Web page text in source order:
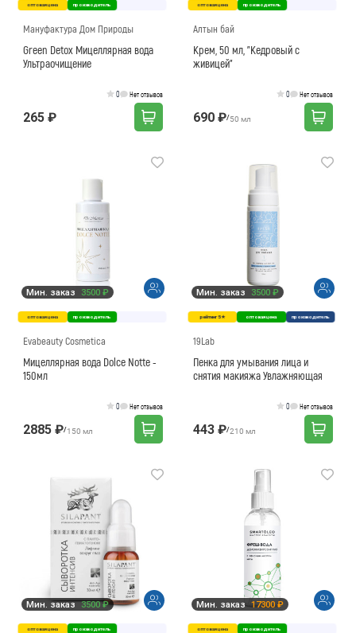
оптовая цена производитель
Мануфактура Дом Природы
Green Detox Мицеллярная вода
Ультраочищение
0 Нет отзывов
265 ₽
оптовая цена производитель
Алтын бай
Крем, 50 мл, "Кедровый с
живицей"
0 Нет отзывов
690 ₽/50 мл
Мин. заказ 3500 ₽
оптовая цена производитель
Evabeauty Cosmetica
Мицеллярная вода Dolce Notte -
150мл
0 Нет отзывов
2885 ₽/150 мл
Мин. заказ 3500 ₽
рейтинг 5★ оптовая цена производитель
19Lab
Пенка для умывания лица и
снятия макияжа Увлажняющая
0 Нет отзывов
443 ₽/210 мл
Мин. заказ 3500 ₽
оптовая цена производитель
Мин. заказ 17300 ₽
оптовая цена производитель